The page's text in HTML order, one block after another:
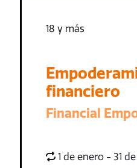
18 y más
financiero
Financial
1 de enero - 31